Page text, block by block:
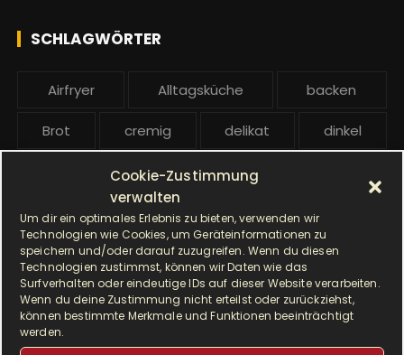
Cookie-Zustimmung
verwalten
Um dir ein optimales Erlebnis zu bieten, verwenden wir
Technologien wie Cookies, um Geräteinformationen zu
speichern und/oder darauf zuzugreifen. Wenn du diesen
Technologien zustimmst, können wir Daten wie das
Surfverhalten oder eindeutige IDs auf dieser Website verarbeiten.
Wenn du deine Zustimmung nicht erteilst oder zurückziehst,
können bestimmte Merkmale und Funktionen beeinträchtigt
werden.
:
e
r
e
SCHLAGWÖRTER
Airfryer Alltagsküche backen
Brot cremig delikat dinkel
Dinkelmehl Einfach
Gebäck gesund Grillen
Hauptgericht Hefe Hefeteig
HP5031 HP 5031
I Prep & Cook Gourmet